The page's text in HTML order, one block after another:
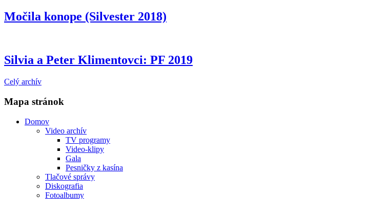
Močila konope (Silvester 2018)
Silvia a Peter Klimentovci: PF 2019
Celý archív
Mapa stránok
Domov
Video archív
TV programy
Video-klipy
Gala
Pesničky z kasína
Tlačové správy
Diskografia
Fotoalbumy